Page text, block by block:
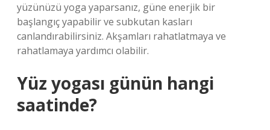
yüzünüzü yoga yaparsanız, güne enerjik bir
başlangıç ​​yapabilir ve subkutan kasları
canlandırabilirsiniz. Akşamları rahatlatmaya ve
rahatlamaya yardımcı olabilir.
Yüz yogası günün hangi
saatinde?